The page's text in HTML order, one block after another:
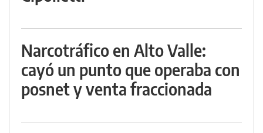
Narcotráfico en Alto Valle:
cayó un punto que operaba con
posnet y venta fraccionada